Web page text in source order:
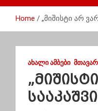
Home „მიშისტი არ
ᲐᲮᲐᲚᲘ ᲐᲛᲑᲔᲑᲘ